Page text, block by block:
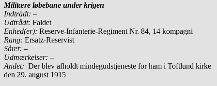
Militære løbebane under krigen
Indtrådt: –
Udtrådt: Faldet
Enhed(er): Reserve-Infanterie-Regiment Nr. 84, 14 kompagni
Rang: Ersatz-Reservist
Såret: –
Udmærkelser: –
Andet: Der blev afholdt mindegudstjeneste for ham i Toftlund kirke
den 29. august 1915